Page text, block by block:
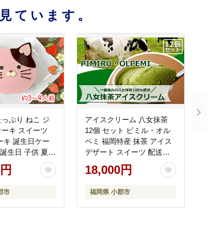
ています。
ぷり ねこ ジ
キ スイーツ
キ 誕生日ケー
生日 子供 夏ギ
誕生日 記
ースデー ネコ
の日
市
アイスクリーム 八女抹茶
12個 セット ピミル・オル
ペミ 福岡特産 抹茶 アイス
デザート スイーツ 配送不
可：沖縄、離島
18,000円
福岡県 小郡市